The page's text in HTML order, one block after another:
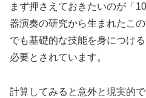
まず押さえておきたいのが「
器演奏の研究から生まれたこ
でも基礎的な技能を身につけ
必要とされています。
計算してみると意外と現実的